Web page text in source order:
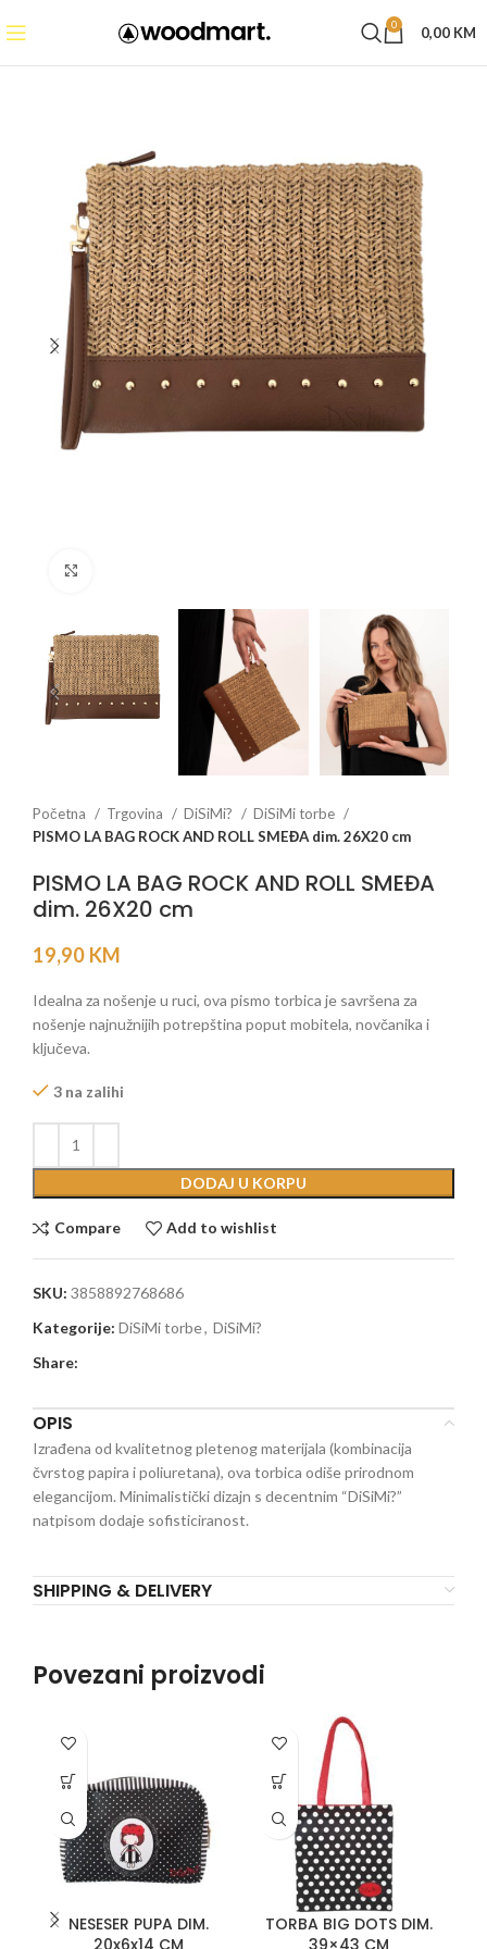
0 0,00 KM
Početna Trgovina DiSiMi?
DiSiMi torbe
PISMO LA BAG ROCK AND ROLL SMEĐA dim. 26X20 cm
PISMO LA BAG ROCK AND ROLL SMEĐA
dim. 26X20 cm
19,90 KM
Idealna za nošenje u ruci, ova pismo torbica je savršena za
nošenje najnužnijih potrepština poput mobitela, novčanika i
ključeva.
3 na zalihi
DODAJ U KORPU
Compare Add to wishlist
SKU: 3858892768686
Kategorije: DiSiMi torbe, DiSiMi?
Share:
OPIS
Izrađena od kvalitetnog pletenog materijala (kombinacija
čvrstog papira i poliuretana), ova torbica odiše prirodnom
elegancijom. Minimalistički dizajn s decentnim “DiSiMi?”
natpisom dodaje sofisticiranost.
SHIPPING & DELIVERY
Povezani proizvodi
NESESER PUPA DIM.
20x6x14 CM
TORBA BIG DOTS DIM.
39×43 CM